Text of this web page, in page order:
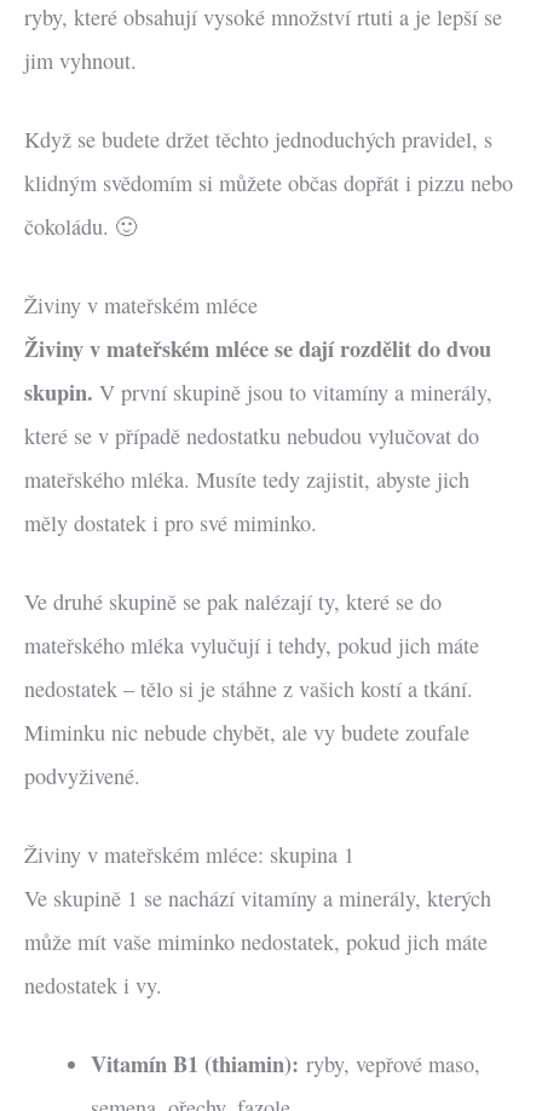
ryby, které obsahují vysoké množství rtuti a je lepší se
jim vyhnout.
Když se budete držet těchto jednoduchých pravidel, s
klidným svědomím si můžete občas dopřát i pizzu nebo
čokoládu. 🙂
Živiny v mateřském mléce
Živiny v mateřském mléce se dají rozdělit do dvou
skupin. V první skupině jsou to vitamíny a minerály,
které se v případě nedostatku nebudou vylučovat do
mateřského mléka. Musíte tedy zajistit, abyste jich
měly dostatek i pro své miminko.
Ve druhé skupině se pak nalézají ty, které se do
mateřského mléka vylučují i tehdy, pokud jich máte
nedostatek – tělo si je stáhne z vašich kostí a tkání.
Miminku nic nebude chybět, ale vy budete zoufale
podvyživené.
Živiny v mateřském mléce: skupina 1
Ve skupině 1 se nachází vitamíny a minerály, kterých
může mít vaše miminko nedostatek, pokud jich máte
nedostatek i vy.
Vitamín B1 (thiamin): ryby, vepřové maso,